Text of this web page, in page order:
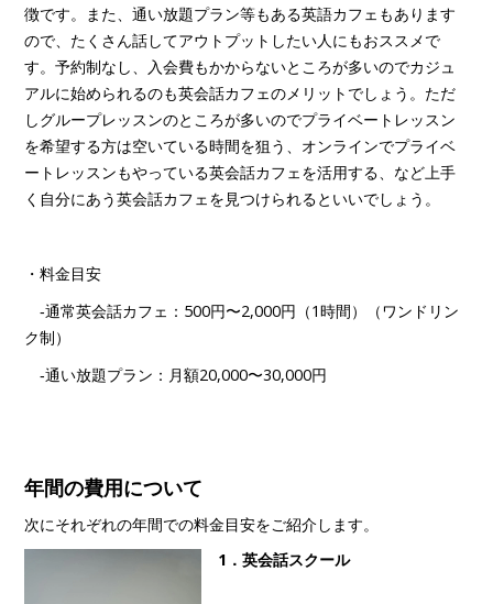
徴です。また、通い放題プラン等もある英語カフェもあります
ので、たくさん話してアウトプットしたい人にもおススメで
す。予約制なし、入会費もかからないところが多いのでカジュ
アルに始められるのも英会話カフェのメリットでしょう。ただ
しグループレッスンのところが多いのでプライベートレッスン
を希望する方は空いている時間を狙う、オンラインでプライベ
ートレッスンもやっている英会話カフェを活用する、など上手
く自分にあう英会話カフェを見つけられるといいでしょう。
・料金目安
‐通常英会話カフェ：500円〜2,000円（1時間）（ワンドリン
ク制）
‐通い放題プラン：月額20,000〜30,000円
年間の費用について
次にそれぞれの年間での料金目安をご紹介します。
1．英会話スクール